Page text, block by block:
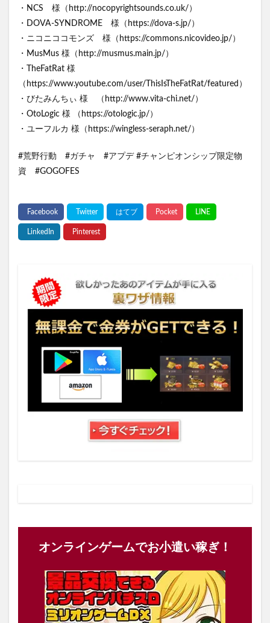
・NCS 様（http://nocopyrightsounds.co.uk/）
・DOVA-SYNDROME 様（https://dova-s.jp/）
・ニコニココモンズ 様（https://commons.nicovideo.jp/）
・MusMus 様（http://musmus.main.jp/）
・TheFatRat 様
（https://www.youtube.com/user/ThisIsTheFatRat/featured）
・びたみんちぃ 様 （http://www.vita-chi.net/）
・OtoLogic 様 （https://otologic.jp/）
・ユーフルカ 様（https://wingless-seraph.net/）
#荒野行動 #ガチャ #アプデ #チャンピオンシップ限定物
資 #GOGOFES
オンラインゲームでお小遣い稼ぎ！